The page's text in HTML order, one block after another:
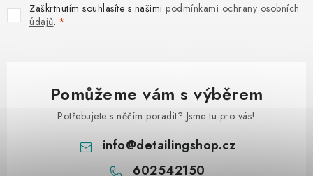
Zaškrtnutím souhlasíte s našimi podmínkami ochrany osobních
údajů.
Pomůžeme vám s výběrem
Potřebujete s něčím poradit? Jsme tu pro vás!
info@detailingshop.cz
602542150